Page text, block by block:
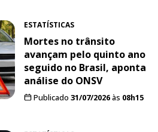
ESTATÍSTICAS
Mortes no trânsito
avançam pelo quinto ano
seguido no Brasil, aponta
análise do ONSV
Publicado 31/07/2026às 08h15